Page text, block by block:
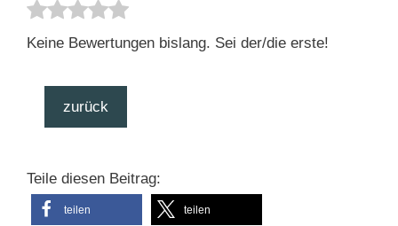
Keine Bewertungen bislang. Sei der/die erste!
zurück
Teile diesen Beitrag:
teilen teilen